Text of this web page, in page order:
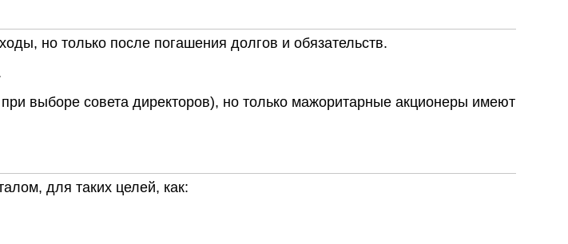
но только после погашения долгов и обязательств.
выборе совета директоров), но только мажоритарные акционеры имеют
для таких целей, как: